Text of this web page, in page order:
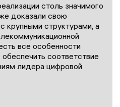
столь значимого
доказали свою
крупными структурами, а
все особенности
соответствие
лидера цифровой